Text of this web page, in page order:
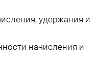
удержания и
начисления и